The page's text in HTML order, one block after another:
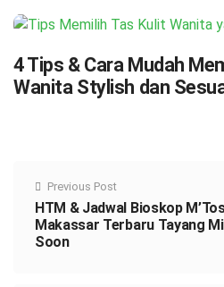
4 Tips & Cara Mudah
Wanita Stylish dan
Previous Post
HTM & Jadwal Bioskop
Makassar Terbaru Tayang
Soon